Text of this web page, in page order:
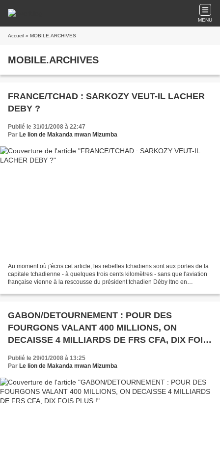
MENU
Accueil » MOBILE.ARCHIVES
MOBILE.ARCHIVES
FRANCE/TCHAD : SARKOZY VEUT-IL LACHER
DEBY ?
Publié le 31/01/2008 à 22:47
Par Le lion de Makanda mwan Mizumba
Au moment où j'écris cet article, les rebelles tchadiens sont aux portes de la
capitale tchadienne - à quelques trois cents kilomètres - sans que l'aviation
française vienne à la rescousse du président tchadien Déby Itno en
GABON/DETOURNEMENT : POUR DES
FOURGONS VALANT 400 MILLIONS, ON
DECAISSE 4 MILLIARDS DE FRS CFA, DIX FOIS
Publié le 29/01/2008 à 13:25
Par Le lion de Makanda mwan Mizumba